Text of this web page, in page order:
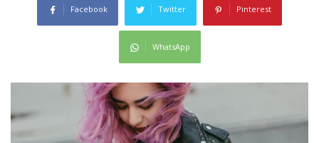
Facebook Twitter Pinterest
WhatsApp